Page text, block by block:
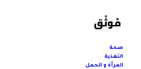
صحة
التغذية
المرأة و الحمل